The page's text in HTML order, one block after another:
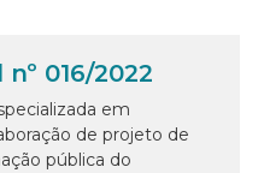
016/2022
em
de projeto de
pública do